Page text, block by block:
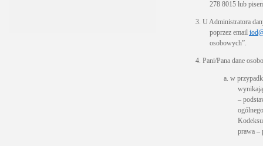
278 8015 lub
3. U Administratora
poprzez email
osobowych”.
4. Pani/Pana dane
a. w
–
prawa –